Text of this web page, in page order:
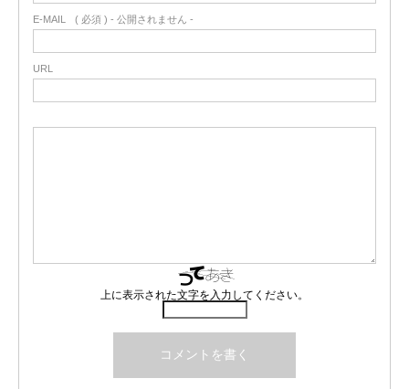
E-MAIL ( 必須 ) - 公開されません -
URL
上に表示された文字を入力してください。